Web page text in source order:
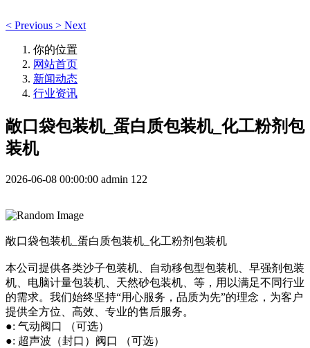
< Previous > Next
你的位置
网站首页
新闻动态
行业资讯
敞口袋包装机_蛋白质包装机_化工粉剂包
装机
2026-06-08 00:00:00 admin 122
敞口袋包装机_蛋白质包装机_化工粉剂包装机
本公司提供各类沙子包装机、自动移包型包装机、早强剂包装
机、电脑计量包装机、天然砂包装机、等，用以满足不同行业
的需求。我们始终坚持“用心服务，品质为先”的理念，为客户
提供全方位、高效、专业的售后服务。
●: 气动阀口 （可选）
●: 超声波（封口）阀口 （可选）